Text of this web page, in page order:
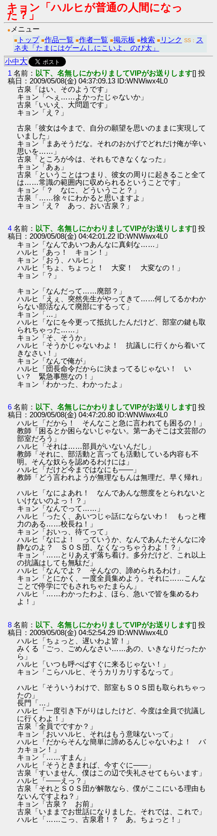
キョン「ハルヒが普通の人間になっ
た？」
● メニュー
■ トップ ■作品一覧 ■作者一覧 ■掲示板 ■検索 ■ リンク SS： ス
ネ夫「たまにはゲームしにこいよ、のび太」
小中大
1 名前： 以下、名無しにかわりましてVIPがお送りします[] 投
稿日：2009/05/08(金) 04:37:09.13 ID:WNWiwx4L0
古泉「はい、そのようです」
キョン「へぇ……よかったじゃないか」
古泉「いいえ、大問題です」
キョン「え？」
古泉「彼女は今まで、自分の願望を思いのままに実現して
いました」
キョン「まあそうだな。それのおかげでどれだけ俺が辛い
思いを……」
古泉「ところが今は、それもできなくなった」
キョン「あぁ」
古泉「ということはつまり、彼女の周りに起きること全て
は……常識の範囲内に収められるということです」
キョン「？ なに、どういうこと？」
古泉「……徐々にわかると思いますよ」
キョン「え？ あっ、おい古泉？」
4 名前： 以下、名無しにかわりましてVIPがお送りします[] 投
稿日：2009/05/08(金) 04:42:01.22 ID:WNWiwx4L0
キョン「なんであいつあんなに真剣な……」
ハルヒ「あっ！ キョン！」
キョン「おう、ハルヒ」
ハルヒ「ちょ、ちょっと！ 大変！ 大変なの！」
キョン「？」
キョン「なんだって……廃部？」
ハルヒ「えぇ、突然先生がやってきて……何してるかわか
らない部活なんて廃部にするって」
キョン「…」
ハルヒ「なにを今更って抵抗したんだけど、部室の鍵も取
られちゃった……」
キョン「そ、そうか」
ハルヒ「そうかじゃないわよ！ 抗議しに行くから着いて
きなさい！」
キョン「なんで俺が」
ハルヒ「団長命令だからに決まってるじゃない！ い
い？ 緊急事態なの！」
キョン「わかった、わかったよ」
6 名前： 以下、名無しにかわりましてVIPがお送りします[] 投
稿日：2009/05/08(金) 04:47:20.80 ID:WNWiwx4L0
ハルヒ「だから！ そんなこと急に言われても困るの！」
教師「困るとか困らないじゃない。第一あそこは文芸部の
部室だろう」
ハルヒ「それは……部員がいないんだし」
教師「それに、部活動と言っても活動している内容も不
明。そんな奴らを認めるわけには」
ハルヒ「だけど今まではなにも――」
教師「どう言われようが無理なもんは無理だ。早く帰れ」
ハルヒ「なによあれ！ なんであんな態度をとられないと
いけないのよっ！？」
キョン「なんでって……」
ハルヒ「ったく、あいつじゃ話にならないわ！ もっと権
力のある……校長ね！」
キョン「おいっ、待てって」
ハルヒ「なによ！ っていうか、なんであんたそんなに冷
静なのよ？ ＳＯＳ団、なくなっちゃうわよ！？」
キョン「……とりあえず落ち着け。多分だけど、これ以上
の抗議はしても無駄だ」
ハルヒ「なんでよ？ そんなの、諦められるわけ」
キョン「とにかく、一度全員集めよう。それに……こんな
ことで停学にでもされちゃたまらん」
ハルヒ「……わかったわよ、ほら、急いで皆を集めるわ
よ！」
8 名前： 以下、名無しにかわりましてVIPがお送りします[] 投
稿日：2009/05/08(金) 04:52:54.29 ID:WNWiwx4L0
ハルヒ「ちょっと、遅いわよ皆！」
みくる「ごっ、ごめんなさい……あの、いきなりだったか
ら」
ハルヒ「いつも呼べばすぐに来るじゃない！」
キョン「こらハルヒ、そうカリカリするなって」
ハルヒ「そういうわけで、部室もＳＯＳ団も取られちゃっ
たの」
長門「…」
ハルヒ「一度引き下がりはしたけど、今度は全員で抗議し
に行くわよ！」
古泉「全員でですか？」
キョン「おいハルヒ、それはもう意味ないって」
ハルヒ「だからそんな簡単に諦めるんじゃないわよ！ バ
カキョン！」
キョン「……すまん」
ハルヒ「そうときまれば、今すぐに――」
古泉「すいません、僕はこの辺で失礼させてもらいます」
ハルヒ「――えっ？」
古泉「それとＳＯＳ団が解散なら、僕がここにいる理由も
ないんですよね？」
キョン「古泉？ お前」
古泉「いままでお世話になりました。それでは、これで」
ハルヒ「……こっ、古泉君！？ あ。ちょっと！」